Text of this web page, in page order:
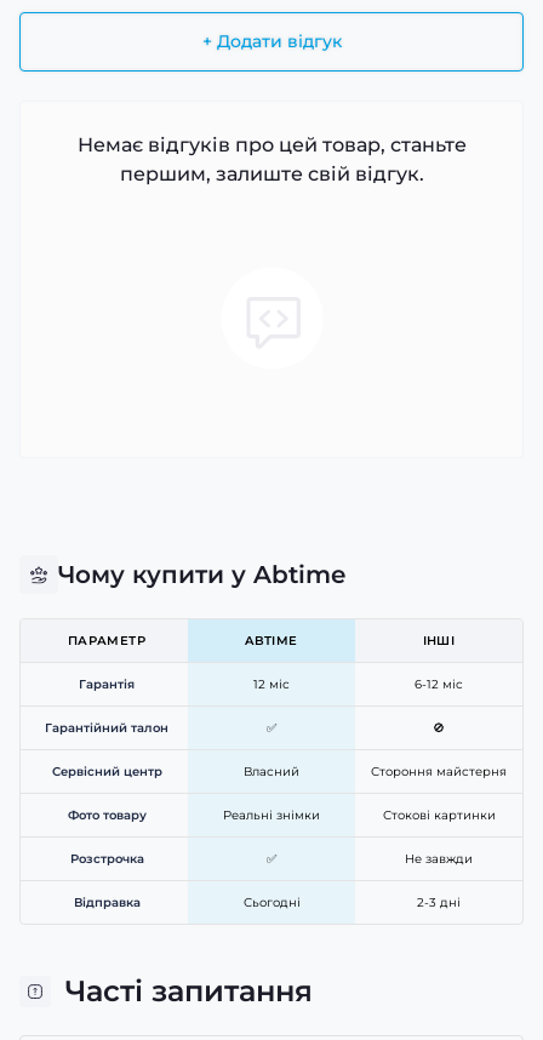
+ Додати відгук
Немає відгуків про цей товар, станьте
першим, залиште свій відгук.
Чому купити у Abtime
ПАРАМЕТР ABTIME ІНШІ
Гарантія 12 міс 6-12 міс
Гарантійний талон ✅ 🚫
Сервісний центр Власний Стороння майстерня
Фото товару Реальні знімки Стокові картинки
Розстрочка ✅ Не завжди
Відправка Сьогодні 2-3 дні
Часті запитання